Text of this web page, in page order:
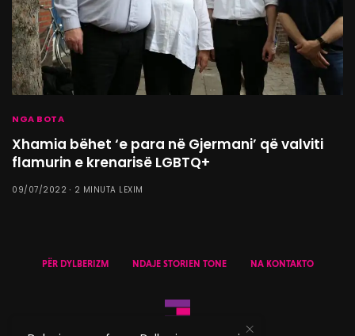
NGA BOTA
Xhamia bëhet ‘e para në Gjermani’ që valviti
flamurin e krenarisë LGBTQ+
09/07/2022 2 MINUTA LEXIM
PËR DYLBERIZM NDAJE STORIEN TONE NA KONTAKTO